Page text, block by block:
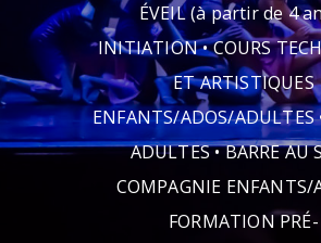
ÉVEIL (à partir de 4
INITIATION • COURS
ET ARTISTIQUES
ENFANTS/ADOS/ADULTES
ADULTES • BARRE AU
COMPAGNIE ENFANTS/
FORMATION PRÉ-